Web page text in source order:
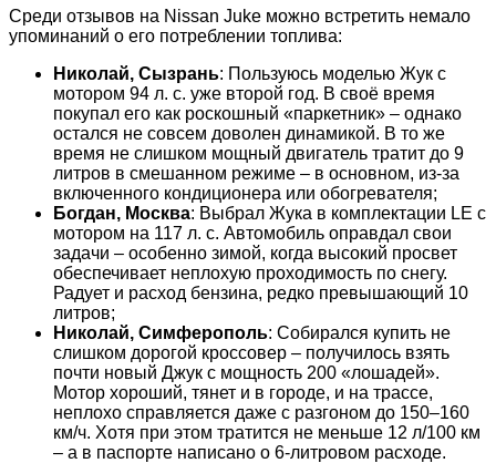
Среди отзывов на Nissan Juke можно встретить немало
упоминаний о его потреблении топлива:
Николай, Сызрань: Пользуюсь моделью Жук с
мотором 94 л. с. уже второй год. В своё время
покупал его как роскошный «паркетник» – однако
остался не совсем доволен динамикой. В то же
время не слишком мощный двигатель тратит до 9
литров в смешанном режиме – в основном, из-за
включенного кондиционера или обогревателя;
Богдан, Москва: Выбрал Жука в комплектации LE с
мотором на 117 л. с. Автомобиль оправдал свои
задачи – особенно зимой, когда высокий просвет
обеспечивает неплохую проходимость по снегу.
Радует и расход бензина, редко превышающий 10
литров;
Николай, Симферополь: Собирался купить не
слишком дорогой кроссовер – получилось взять
почти новый Джук с мощность 200 «лошадей».
Мотор хороший, тянет и в городе, и на трассе,
неплохо справляется даже с разгоном до 150–160
км/ч. Хотя при этом тратится не меньше 12 л/100 км
– а в паспорте написано о 6-литровом расходе.